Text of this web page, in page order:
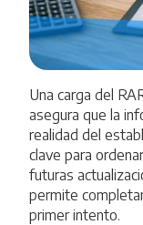
Una carga del
asegura que la
realidad del
clave para
futuras
permite
primer intento.